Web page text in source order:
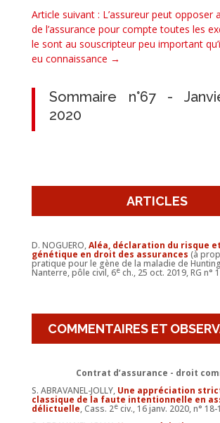
Article suivant : L’assureur peut opposer
de l’assurance pour compte toutes les
le sont au souscripteur peu important
eu connaissance →
Sommaire n°67 -
2020
ARTICLES
D. NOGUERO,Aléa, déclaration du risque
génétique en droit des assurances (à
pratique pour le gène de la maladie de
Nanterre, pôle civil, 6ech., 25 oct. 2019, RG n°
COMMENTAIRES ET
Contrat d’assurance - droit
S. ABRAVANEL-JOLLY, Une appréciation
classique de la faute intentionnelle en
délictuelle, Cass. 2eciv., 16 janv. 2020, n° 18-